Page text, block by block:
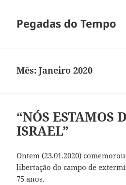
Pegadas do Tempo
Mês:Janeiro 2020
“NÓS ESTAMOS
ISRAEL”
Ontem (23.01.2020)
libertação do campo de
75 anos.